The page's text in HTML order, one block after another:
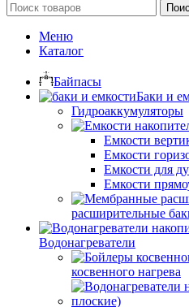
Меню
Каталог
Байпасы
Баки и
Гидроаккумуляторы
Емкости
Емкости
Емкости для
Емкости
расширительные
Водонагреватели
косвенного нагрева